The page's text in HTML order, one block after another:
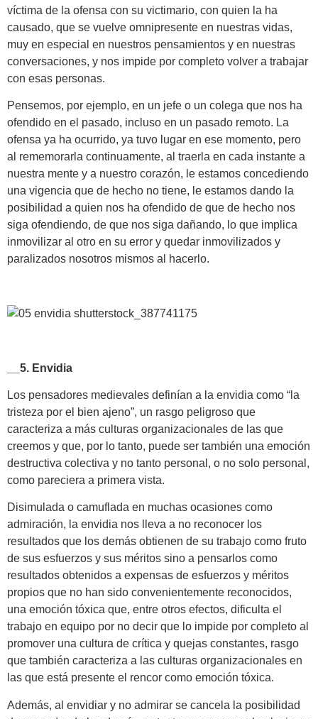
víctima de la ofensa con su victimario, con quien la ha
causado, que se vuelve omnipresente en nuestras vidas,
muy en especial en nuestros pensamientos y en nuestras
conversaciones, y nos impide por completo volver a trabajar
con esas personas.
Pensemos, por ejemplo, en un jefe o un colega que nos ha
ofendido en el pasado, incluso en un pasado remoto. La
ofensa ya ha ocurrido, ya tuvo lugar en ese momento, pero
al rememorarla continuamente, al traerla en cada instante a
nuestra mente y a nuestro corazón, le estamos concediendo
una vigencia que de hecho no tiene, le estamos dando la
posibilidad a quien nos ha ofendido de que de hecho nos
siga ofendiendo, de que nos siga dañando, lo que implica
inmovilizar al otro en su error y quedar inmovilizados y
paralizados nosotros mismos al hacerlo.
__5. Envidia
Los pensadores medievales definían a la envidia como “la
tristeza por el bien ajeno”, un rasgo peligroso que
caracteriza a más culturas organizacionales de las que
creemos y que, por lo tanto, puede ser también una emoción
destructiva colectiva y no tanto personal, o no solo personal,
como pareciera a primera vista.
Disimulada o camuflada en muchas ocasiones como
admiración, la envidia nos lleva a no reconocer los
resultados que los demás obtienen de su trabajo como fruto
de sus esfuerzos y sus méritos sino a pensarlos como
resultados obtenidos a expensas de esfuerzos y méritos
propios que no han sido convenientemente reconocidos,
una emoción tóxica que, entre otros efectos, dificulta el
trabajo en equipo por no decir que lo impide por completo al
promover una cultura de crítica y quejas constantes, rasgo
que también caracteriza a las culturas organizacionales en
las que está presente el rencor como emoción tóxica.
Además, al envidiar y no admirar se cancela la posibilidad